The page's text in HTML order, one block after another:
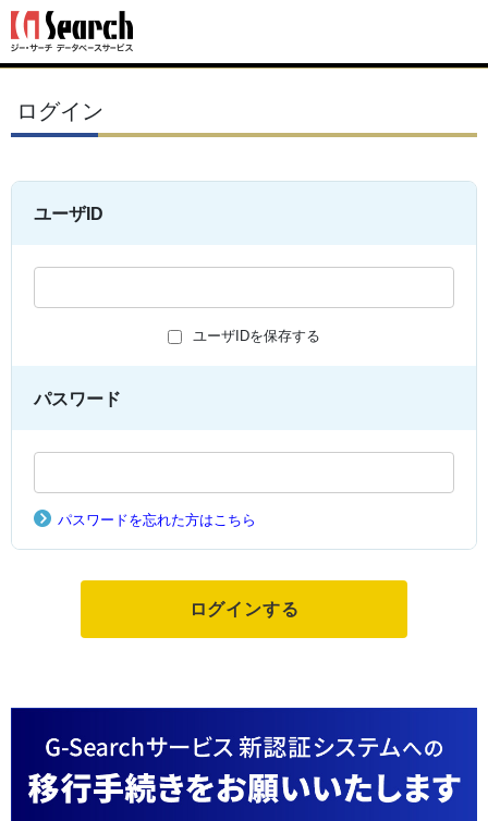
ログイン
ユーザID
ユーザIDを保存する
パスワード
パスワードを忘れた方はこちら